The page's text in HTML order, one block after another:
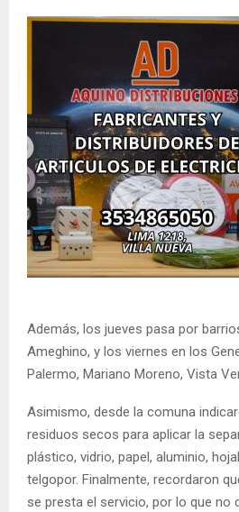
Además, los jueves pasa por
Ameghino, y los viernes en los
Palermo, Mariano Moreno, Vista
Asimismo, desde la comuna
residuos secos para aplicar la
plástico, vidrio, papel, aluminio,
telgopor. Finalmente, recordaron
se presta el servicio, por lo que no